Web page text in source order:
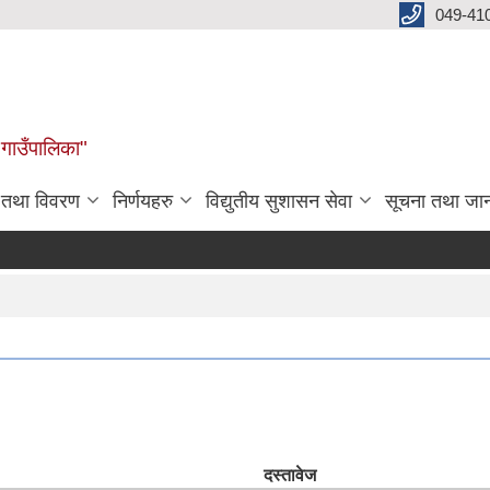
049-
विवरण निर्णयहरु विद्युतीय सुशासन सेवा सूचना तथा
दस्तावेज